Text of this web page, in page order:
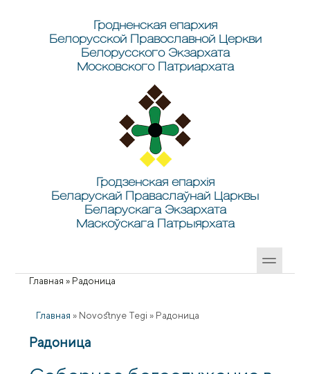
Гродненская епархия
Белорусской Православной Церкви
Белорусского Экзархата
Московского Патриархата
Гродзенская епархія
Беларускай Праваслаўнай Царквы
Беларускага Экзархата
Маскоўскага Патрыярхата
Вы здесь
Главная » Радоница
Главная » Novostnye Tegi » Радоница
Радоница